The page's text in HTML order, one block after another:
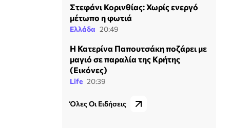
Στεφάνι Κορινθίας: Χωρίς ενεργό
μέτωπο η φωτιά
Ελλάδα 20:49
Η Κατερίνα Παπουτσάκη ποζάρει με
μαγιό σε παραλία της Κρήτης
(Εικόνες)
Life 20:39
Όλες Οι Ειδήσεις